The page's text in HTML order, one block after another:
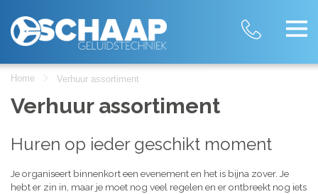
Home Verhuur assortiment
Verhuur assortiment
Huren op ieder geschikt moment
Je organiseert binnenkort een evenement en het is bijna zover. Je
hebt er zin in, maar je moet nog veel regelen en er ontbreekt nog iets